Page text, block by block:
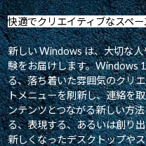
快適でクリエイティブなスペ
新しい Windows は、大切な
験をお届けします。Windows
る、落ち着いた雰囲気のクリ
トメニューを刷新し、連絡を
ンテンツとつながる新しい方
る、表現する、あるいは創り
新しくなったデスクトップや